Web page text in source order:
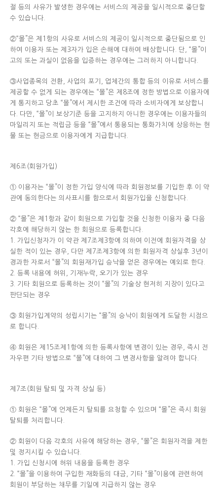
절 등의 사유가 발생한 경우에는 서비스의 제공을 일시적으로 중단할
수 있습니다.
②“몰”은 제1항의 사유로 서비스의 제공이 일시적으로 중단됨으로 인
하여 이용자 또는 제3자가 입은 손해에 대하여 배상합니다. 단, “몰”이
고의 또는 과실이 없음을 입증하는 경우에는 그러하지 아니합니다.
③사업종목의 전환, 사업의 포기, 업체간의 통합 등의 이유로 서비스를
제공할 수 없게 되는 경우에는 “몰”은 제8조에 정한 방법으로 이용자에
게 통지하고 당초 “몰”에서 제시한 조건에 따라 소비자에게 보상합니
다. 다만, “몰”이 보상기준 등을 고지하지 아니한 경우에는 이용자들의
마일리지 또는 적립금 등을 “몰”에서 통용되는 통화가치에 상응하는 현
물 또는 현금으로 이용자에게 지급합니다.
제6조(회원가입)
① 이용자는 “몰”이 정한 가입 양식에 따라 회원정보를 기입한 후 이 약
관에 동의한다는 의사표시를 함으로서 회원가입을 신청합니다.
② “몰”은 제1항과 같이 회원으로 가입할 것을 신청한 이용자 중 다음
각호에 해당하지 않는 한 회원으로 등록합니다.
1. 가입신청자가 이 약관 제7조제3항에 의하여 이전에 회원자격을 상
실한 적이 있는 경우, 다만 제7조제3항에 의한 회원자격 상실후 3년이
경과한 자로서 “몰”의 회원재가입 승낙을 얻은 경우에는 예외로 한다.
2. 등록 내용에 허위, 기재누락, 오기가 있는 경우
3. 기타 회원으로 등록하는 것이 “몰”의 기술상 현저히 지장이 있다고
판단되는 경우
③ 회원가입계약의 성립시기는 “몰”의 승낙이 회원에게 도달한 시점으
로 합니다.
④ 회원은 제15조제1항에 의한 등록사항에 변경이 있는 경우, 즉시 전
자우편 기타 방법으로 “몰”에 대하여 그 변경사항을 알려야 합니다.
제7조(회원 탈퇴 및 자격 상실 등)
① 회원은 “몰”에 언제든지 탈퇴를 요청할 수 있으며 “몰”은 즉시 회원
탈퇴를 처리합니다.
② 회원이 다음 각호의 사유에 해당하는 경우, “몰”은 회원자격을 제한
및 정지시킬 수 있습니다.
1. 가입 신청시에 허위 내용을 등록한 경우
2. “몰”을 이용하여 구입한 재화등의 대금, 기타 “몰”이용에 관련하여
회원이 부담하는 채무를 기일에 지급하지 않는 경우